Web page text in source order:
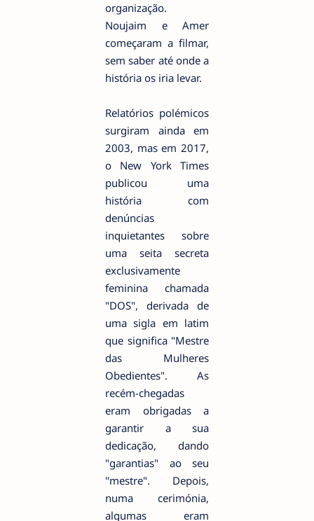
organização.
Noujaim e Amer
começaram a filmar,
sem saber até onde a
história os iria levar.
Relatórios polémicos
surgiram ainda em
2003, mas em 2017,
o New York Times
publicou uma
história com
denúncias
inquietantes sobre
uma seita secreta
exclusivamente
feminina chamada
"DOS", derivada de
uma sigla em latim
que significa "Mestre
das Mulheres
Obedientes". As
recém-chegadas
eram obrigadas a
garantir a sua
dedicação, dando
"garantias" ao seu
"mestre". Depois,
numa cerimónia,
algumas eram